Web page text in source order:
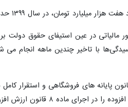
تومان و در سال ۱۳۹۸ کمتر از دو هزار میلیارد تومان بوده است.
مالیاتی در عین استیفای حقوق
قانون پایانه های فروشگاهی و
ظرف مدت یک ماه رسیدگی و پرداخت نماید.